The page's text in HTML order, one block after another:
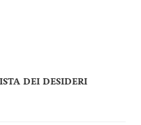
DEI DESIDERI